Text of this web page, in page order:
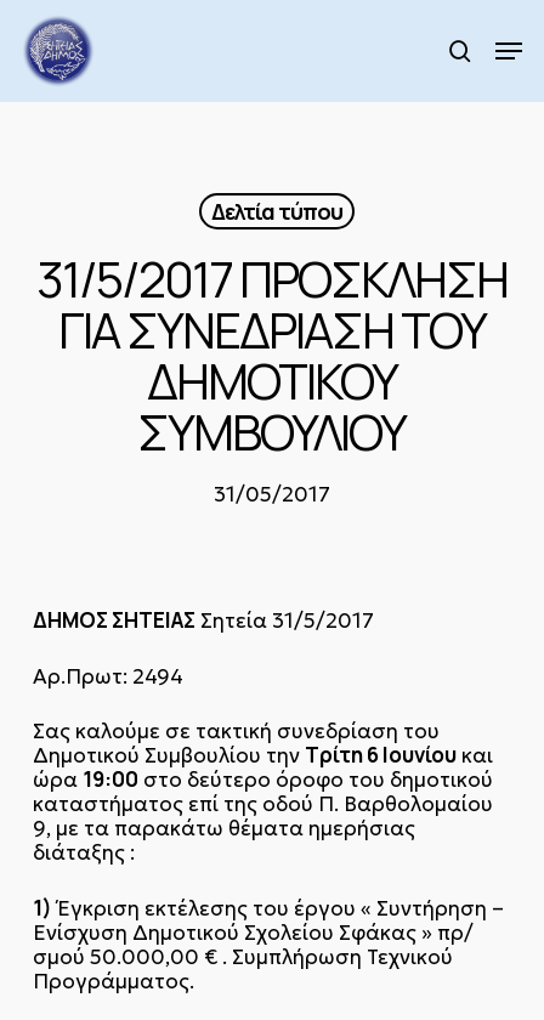
main
content
search
Δελτία τύπου
31/5/2017 ΠΡΟΣΚΛΗΣΗ
ΓΙΑ ΣΥΝΕΔΡΙΑΣΗ ΤΟΥ
ΔΗΜΟΤΙΚΟΥ
ΣΥΜΒΟΥΛΙΟΥ
31/05/2017
ΔΗΜΟΣ ΣΗΤΕΙΑΣ Σητεία 31/5/2017
Αρ.Πρωτ: 2494
Σας καλούμε σε τακτική συνεδρίαση του
Δημοτικού Συμβουλίου την Τρίτη 6 Ιουνίουκαι
ώρα 19:00 στο δεύτερο όροφο του δημοτικού
καταστήματος επί της οδού Π. Βαρθολομαίου
9, με τα παρακάτω θέματα ημερήσιας
διάταξης :
1)Έγκριση εκτέλεσης του έργου « Συντήρηση –
Ενίσχυση Δημοτικού Σχολείου Σφάκας » πρ/
σμού 50.000,00 € . Συμπλήρωση Τεχνικού
Προγράμματος.
Menu